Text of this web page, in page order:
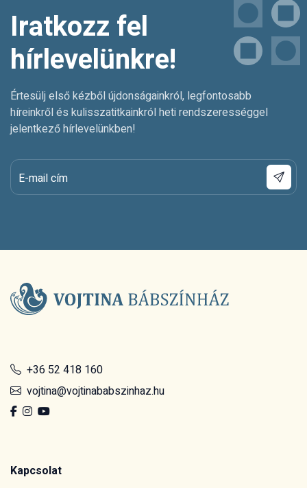
Iratkozz fel
hírlevelünkre!
Értesülj első kézből újdonságainkról, legfontosabb
híreinkről és kulisszatitkainkról heti rendszerességgel
jelentkező hírlevelünkben!
E-mail cím
+36 52 418 160
vojtina@vojtinababszinhaz.hu
Kapcsolat